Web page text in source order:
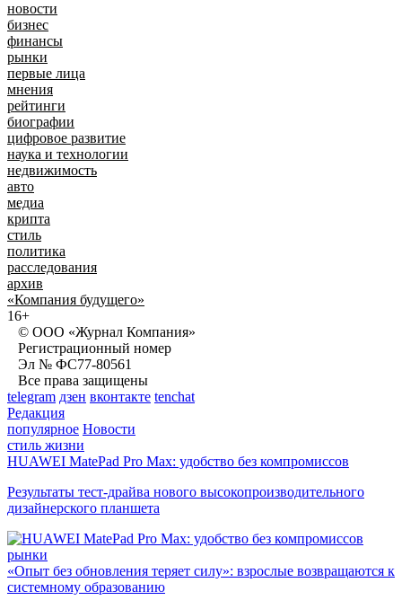
новости
бизнес
финансы
рынки
первые лица
мнения
рейтинги
биографии
цифровое развитие
наука и технологии
недвижимость
авто
медиа
крипта
стиль
политика
расследования
архив
«Компания будущего»
16+
© ООО «Журнал Компания»
Регистрационный номер
Эл № ФС77-80561
Все права защищены
telegram дзен вконтакте tenchat
Редакция
популярное Новости
стиль жизни
HUAWEI MatePad Pro Max: удобство без компромиссов
Результаты тест-драйва нового высокопроизводительного
дизайнерского планшета
рынки
«Опыт без обновления теряет силу»: взрослые возвращаются к
системному образованию